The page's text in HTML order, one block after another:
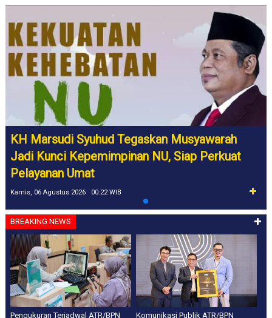
KH Marsudi Syuhud Tegaskan Musyawarah
Jadi Kunci Kepemimpinan NU, Siap Perkuat
Pelayanan Umat
Kamis, 06 Agustus 2026 00:22 WIB
BREAKING NEWS
Pengukuran Terjadwal ATR/BPN
Komunikasi Publik ATR/BPN